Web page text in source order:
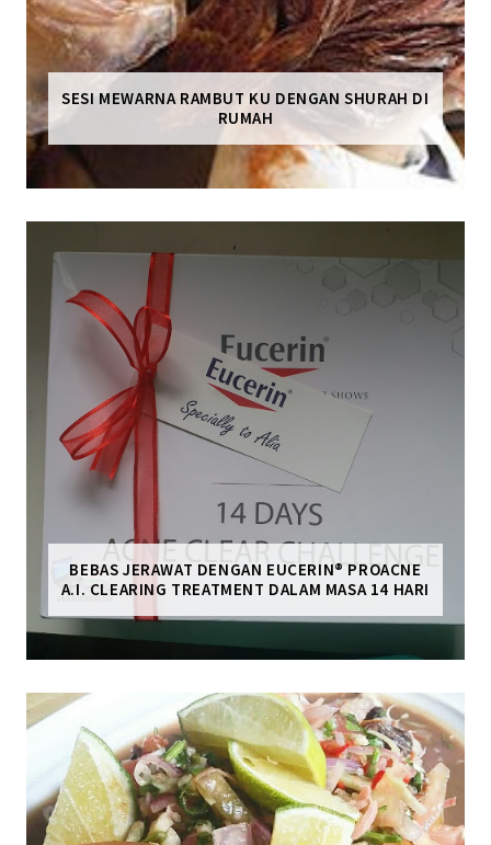
SESI MEWARNA RAMBUT KU DENGAN SHURAH DI
RUMAH
BEBAS JERAWAT DENGAN EUCERIN® PROACNE
A.I. CLEARING TREATMENT DALAM MASA 14 HARI